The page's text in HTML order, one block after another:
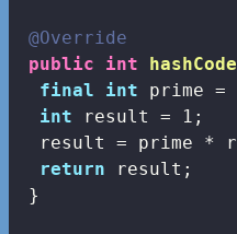
@Override
public
int hashCode
final
int prime =
int result = 1 ;
result = prime *
return result;
}